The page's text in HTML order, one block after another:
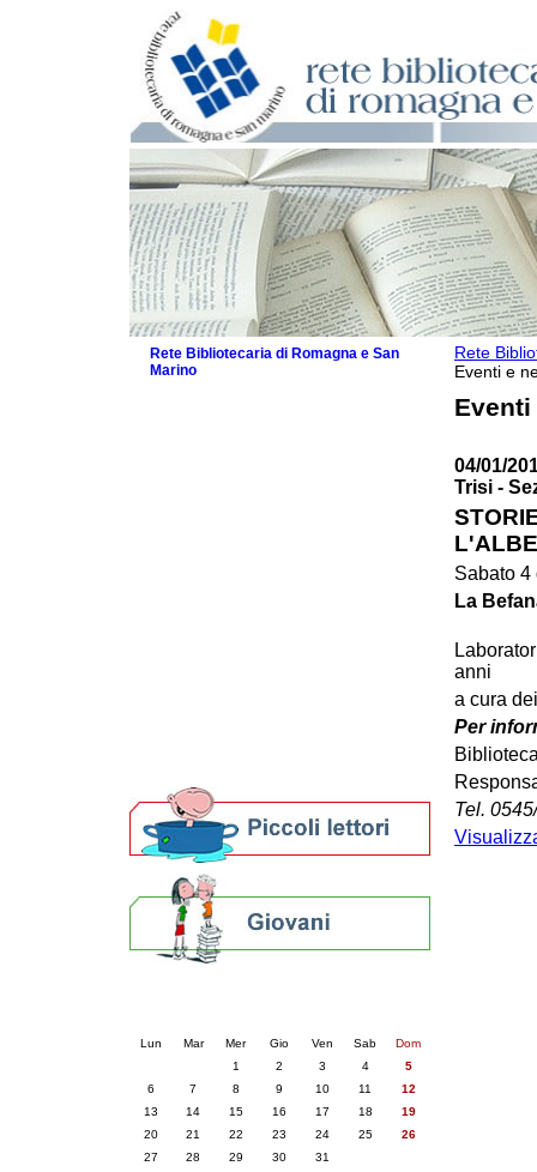
Rete
Eventi e
Eventi
04/01/
Trisi -
Sabato 4
La
anni
a cura
Per
Tel.
Rete Bibliotecaria di Romagna e San
Marino
Lun Mar Mer Gio Ven Sab
Dom
1
2 3 4
5
6
7 8 9 10 11
12
13
14 15 16 17 18
19
20
21 22 23 24 25
26
27
28 29 30 31